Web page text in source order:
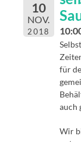
10
NOV.
2018
für
auch
Wir